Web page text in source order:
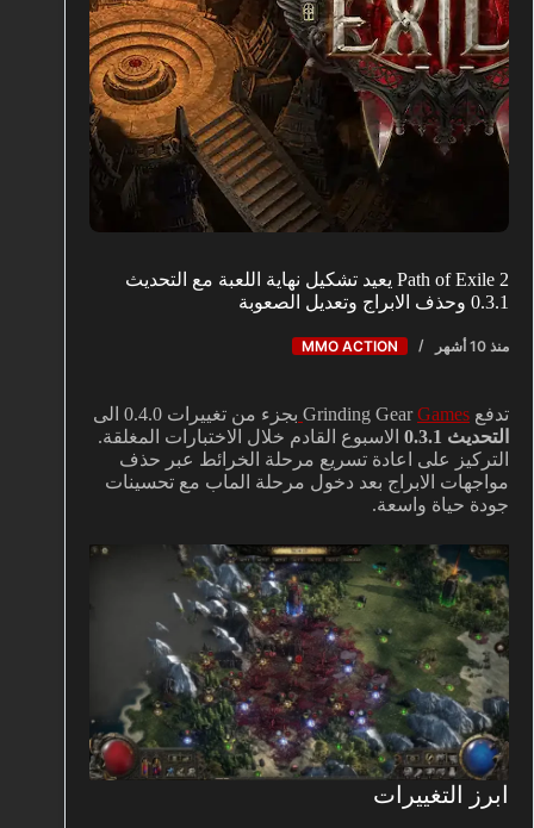
Path of Exile 2 يعيد تشكيل نهاية اللعبة مع التحديث
0.3.1 وحذف الابراج وتعديل الصعوبة
منذ 10 أشهر MMO ACTION
تدفع Grinding Gear Games
بجزء من تغييرات 0.4.0 الى
التحديث 0.3.1
الاسبوع القادم خلال الاختبارات المغلقة.
التركيز على اعادة تسريع مرحلة الخرائط عبر حذف
مواجهات الابراج بعد دخول مرحلة الماب مع تحسينات
جودة حياة واسعة.
ابرز التغييرات